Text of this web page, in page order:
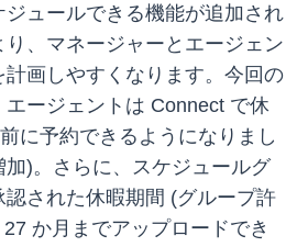
ジュールできる機能が追加され
り、マネージャーとエージェン
計画しやすくなります。今回の
エージェントは Connect で休
に予約できるようになりまし
加)。さらに、スケジュールグ
認された休暇期間 (グループ許
か月までアップロードでき